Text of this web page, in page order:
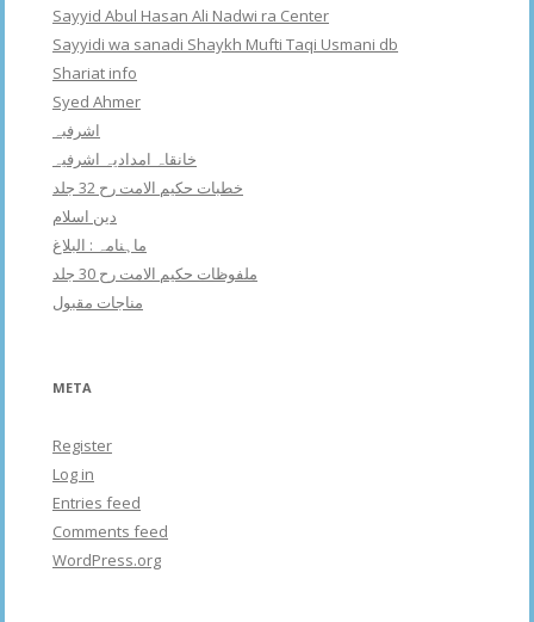
Sayyid Abul Hasan Ali Nadwi ra Center
Sayyidi wa sanadi Shaykh Mufti Taqi Usmani db
Shariat info
Syed Ahmer
اشرفبہ
خانقاہ امدادیہ اشرفیہ
خطبات حکیم الامت رح 32 جلد
دین اسلام
ماہنامہ : البلاغ
ملفوظات حکیم الامت رح 30 جلد
مناجات مقبول
META
Register
Log in
Entries feed
Comments feed
WordPress.org